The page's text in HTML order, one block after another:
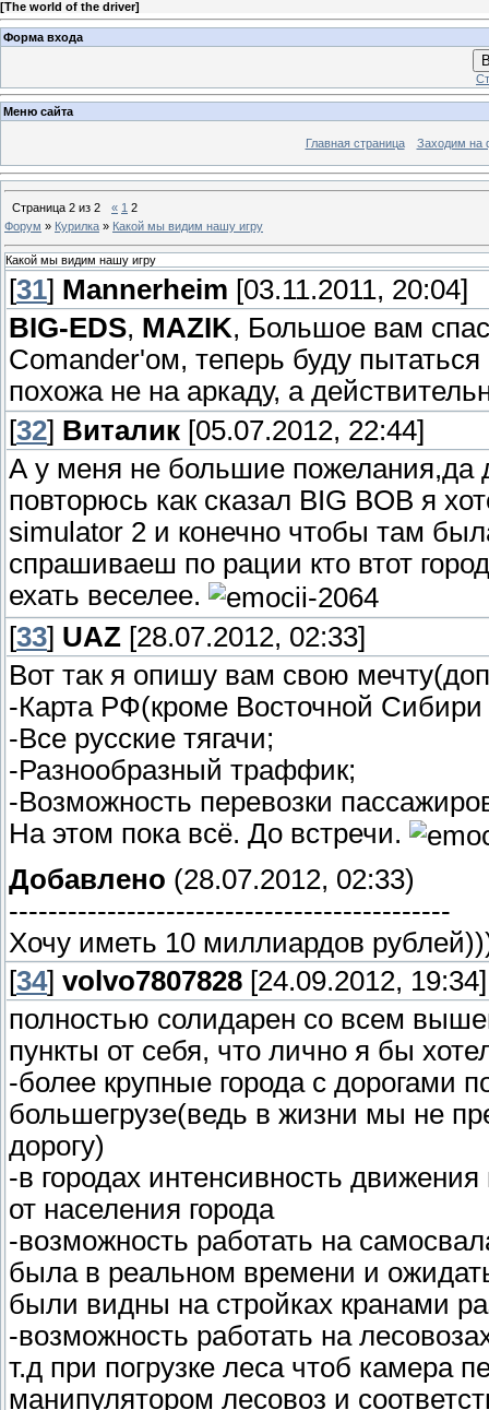
[The world of the driver]
Форма входа
Меню сайта
Главная страница Заходим на
Страница 2 из 2 « 1 2
Форум » Курилка » Какой мы видим нашу игру
Какой мы видим нашу игру
[31] Mannerheim [03.11.2011, 20:04]
BIG-EDS, MAZIK, Большое вам
Comander'ом, теперь буду
похожа не на аркаду, а
[32] Виталик [05.07.2012, 22:44]
А у меня не большие пожелания,да
повторюсь как сказал BIG BOB я
simulator 2 и конечно чтобы там
спрашиваеш по рации кто втот
ехать веселее.
[33] UAZ [28.07.2012, 02:33]
Вот так я опишу вам свою
-Карта РФ(кроме Восточной
-Все русские тягачи;
-Разнообразный траффик;
-Возможность перевозки
На этом пока всё. До встречи.
Добавлено (28.07.2012, 02:33)
---------------------------------------------
Хочу иметь 10 миллиардов
[34] volvo7807828 [24.09.2012, 19:34]
полностью солидарен со всем
пункты от себя, что лично я бы
-более крупные города с дорогами
большегрузе(ведь в жизни мы не
дорогу)
-в городах интенсивность
от населения города
-возможность работать на
была в реальном времени и ожидать
были видны на стройках кранами
-возможность работать на
т.д при погрузке леса чтоб камера
манипулятором лесовоз и